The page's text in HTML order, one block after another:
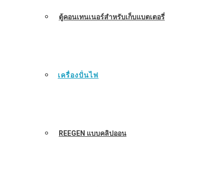
ตู้คอนเทนเนอร์สำหรับเก็บแบตเตอรี่
เครื่องปั่นไฟ
REEGEN แบบคลิปออน